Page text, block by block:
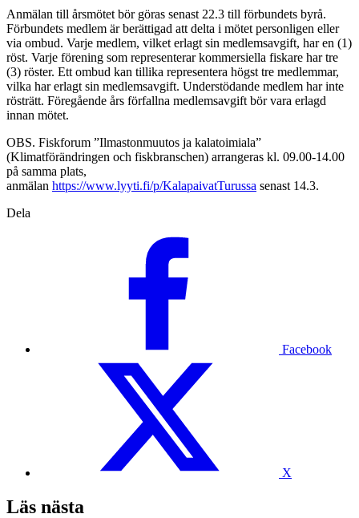
Anmälan till årsmötet bör göras senast 22.3 till förbundets byrå.
Förbundets medlem är berättigad att delta i mötet personligen eller
via ombud. Varje medlem, vilket erlagt sin medlemsavgift, har en (1)
röst. Varje förening som representerar kommersiella fiskare har tre
(3) röster. Ett ombud kan tillika representera högst tre medlemmar,
vilka har erlagt sin medlemsavgift. Understödande medlem har inte
rösträtt. Föregående års förfallna medlemsavgift bör vara erlagd
innan mötet.
OBS. Fiskforum ”Ilmastonmuutos ja kalatoimiala”
(Klimatförändringen och fiskbranschen) arrangeras kl. 09.00-14.00
på samma plats,
anmälan https://www.lyyti.fi/p/KalapaivatTurussa senast 14.3.
Dela
Facebook
X
Läs nästa